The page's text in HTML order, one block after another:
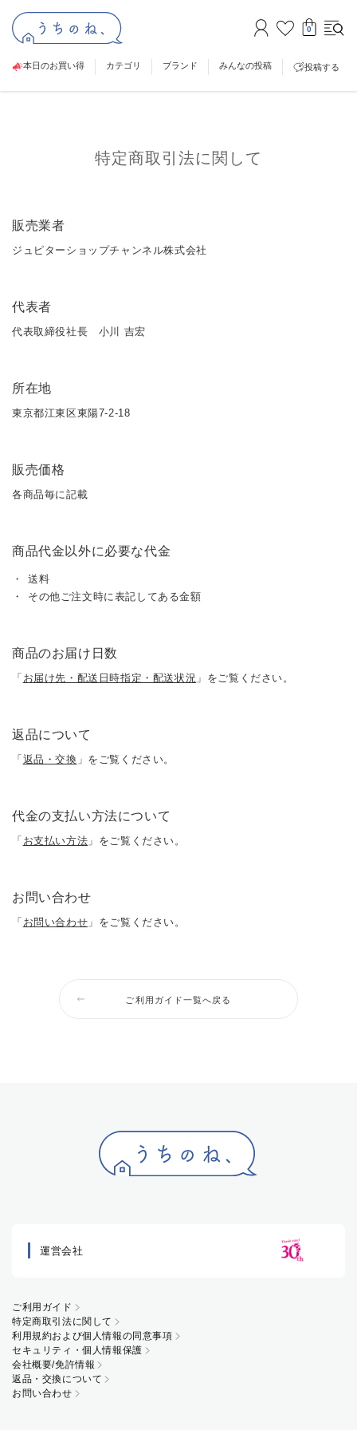
0
本日のお買い得 カテゴリ ブランド みんなの投稿 投稿する
特定商取引法に関して
販売業者
ジュピターショップチャンネル株式会社
代表者
代表取締役社長 小川 吉宏
所在地
東京都江東区東陽7-2-18
販売価格
各商品毎に記載
商品代金以外に必要な代金
送料
その他ご注文時に表記してある金額
商品のお届け日数
「 お届け先・配送日時指定・配送状況 」をご覧ください。
返品について
「 返品・交換 」をご覧ください。
代金の支払い方法について
「 お支払い方法 」をご覧ください。
お問い合わせ
「 お問い合わせ 」をご覧ください。
ご利用ガイド一覧へ戻る
運営会社
ご利用ガイド
特定商取引法に関して
利用規約および個人情報の同意事項
セキュリティ・個人情報保護
会社概要/免許情報
返品・交換について
お問い合わせ